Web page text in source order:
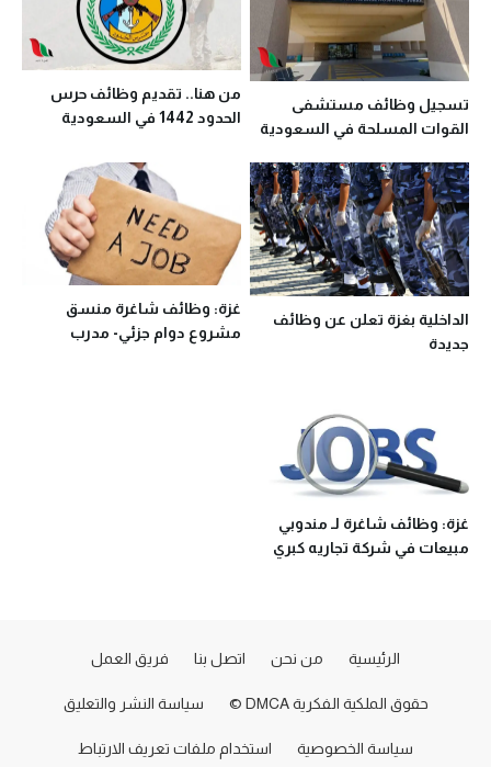
تسجيل وظائف مستشفى
القوات المسلحة في السعودية
من هنا.. تقديم وظائف حرس
الحدود 1442 في السعودية
الداخلية بغزة تعلن عن وظائف
جديدة
غزة: وظائف شاغرة منسق
مشروع دوام جزئي- مدرب
غزة: وظائف شاغرة لـ مندوبي
مبيعات في شركة تجاريه كبري
الرئيسية من نحن اتصل بنا فريق العمل
حقوق الملكية الفكرية DMCA © سياسة النشر والتعليق
سياسة الخصوصية استخدام ملفات تعريف الارتباط